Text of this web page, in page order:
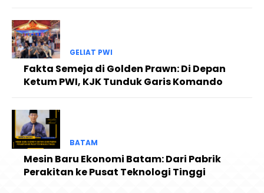
GELIAT PWI
Fakta Semeja di Golden Prawn: Di Depan
Ketum PWI, KJK Tunduk Garis Komando
BATAM
Mesin Baru Ekonomi Batam: Dari Pabrik
Perakitan ke Pusat Teknologi Tinggi